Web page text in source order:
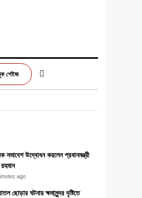
পেইজ
সমাবেশ উদ্বোধন করলেন প্রধানমন্ত্রী
ago
ছোড়ার ঘটনায় ক্ষমাসুন্দর দৃষ্টিতে